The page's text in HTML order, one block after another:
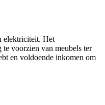
elektriciteit. Het
voorzien van meubels ter
en voldoende inkomen om